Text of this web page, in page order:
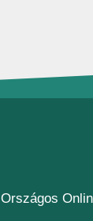
Országos